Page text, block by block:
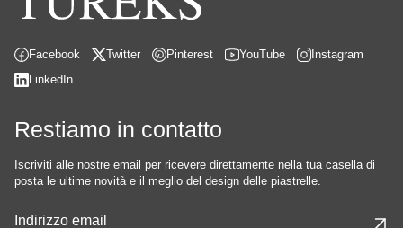
Facebook Twitter Pinterest YouTube
Instagram
LinkedIn
Restiamo in contatto
Iscriviti alle nostre email per ricevere direttamente nella tua casella di
posta le ultime novità e il meglio del design delle piastrelle.